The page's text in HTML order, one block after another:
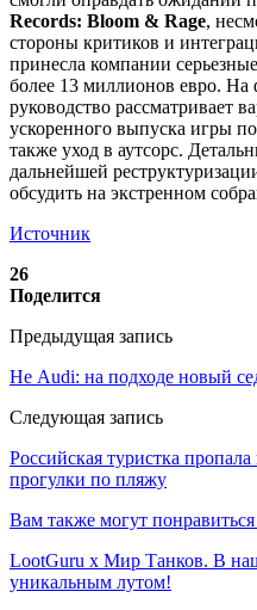
Records: Bloom & Rage,
стороны критиков и
принесла компании
более 13 миллионов евро.
руководство рассматривает
ускоренного выпуска игры
также уход в аутсорс.
дальнейшей
обсудить на экстренном
Источник
26
Поделится
Предыдущая запись
Не Audi: на подходе новый
Следующая запись
Российская туристка
прогулки по пляжу
Вам также могут понравиться
LootGuru x Мир Танков. В
уникальным лутом!